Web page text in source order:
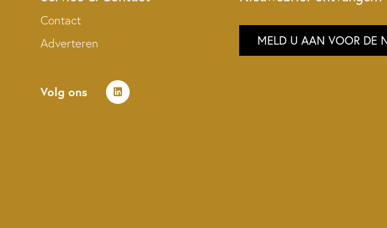
Contact
Adverteren
Volg ons
MELD U AAN VOOR DE